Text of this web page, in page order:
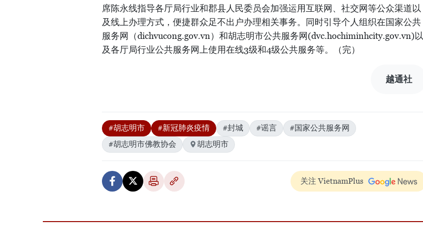
席陈永线指导各厅局行业和郡县人民委员会加强运用互联网、社交网等公众渠道以
及线上办理方式，便捷群众足不出户办理相关事务。同时引导个人组织在国家公共
服务网（dichvucong.gov.vn）和胡志明市公共服务网(dvc.hochiminhcity.gov.vn)以
及各厅局行业公共服务网上使用在线3级和4级公共服务等。（完）
越通社
#胡志明市 #新冠肺炎疫情 #封城 #谣言
#国家公共服务网
#胡志明市佛教协会
胡志明市
关注 VietnamPlus